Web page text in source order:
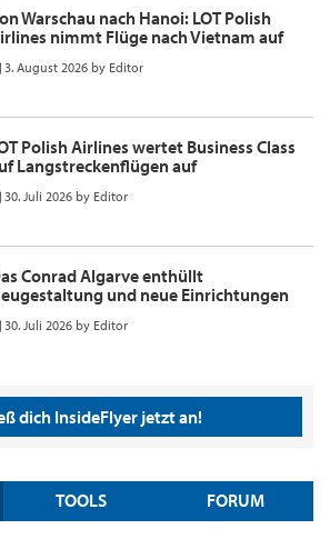
Warschau nach Hanoi: LOT Polish
nimmt Flüge nach Vietnam auf
3. August 2026 by Editor
Polish Airlines wertet Business Class
Langstreckenflügen auf
30. Juli 2026 by Editor
Conrad Algarve enthüllt
und neue Einrichtungen
30. Juli 2026 by Editor
dich InsideFlyer jetzt an!
TOOLS FORUM